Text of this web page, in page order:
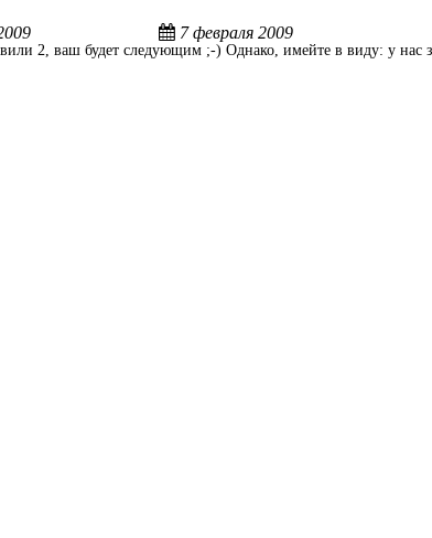
7 февраля 2009
2, ваш будет следующим ;-) Однако, имейте в виду: у нас